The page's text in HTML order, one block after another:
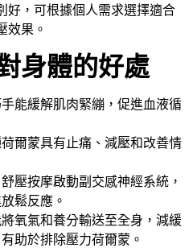
好，可根據個人需求選擇適合
效果。
身體的好處
手能緩解肌肉緊繃，促進血液循
荷爾蒙具有止痛、減壓和改善情
舒壓按摩啟動副交感神經系統，
鬆反應。
將氧氣和養分輸送至全身，減緩
助於排除壓力荷爾蒙。